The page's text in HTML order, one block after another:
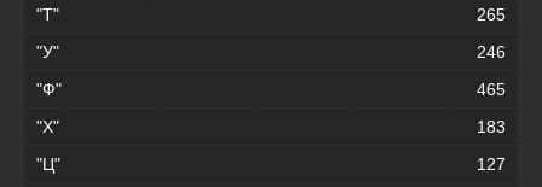
"Т"
265
"У"
246
"Ф"
465
"Х"
183
"Ц"
127